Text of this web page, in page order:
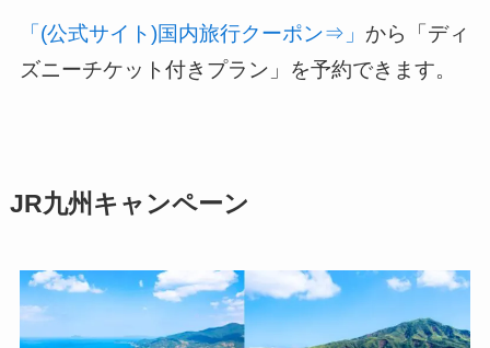
「(公式サイト)国内旅行クーポン⇒」 から「ディ
ズニーチケット付きプラン」を予約できます。
JR九州キャンペーン